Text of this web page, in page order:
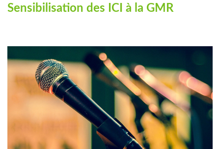
Sensibilisation des ICI à la GMR